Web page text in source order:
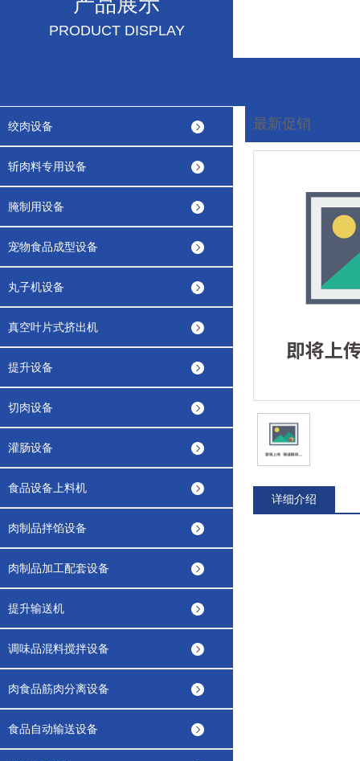
PRODUCT DISPLAY
绞肉设备
斩肉料专用设备
腌制用设备
宠物食品成型设备
丸子机设备
真空叶片式挤出机
提升设备
切肉设备
灌肠设备
食品设备上料机
肉制品拌馅设备
肉制品加工配套设备
提升输送机
调味品混料搅拌设备
肉食品筋肉分离设备
食品自动输送设备
最新促销
详细介绍